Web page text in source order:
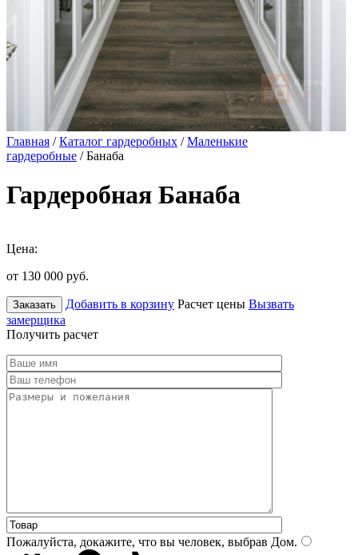
Главная /Каталог гардеробных /Маленькие
гардеробные / Банаба
Гардеробная Банаба
Цена:
от 130 000 руб.
Заказать Добавить в корзину Расчет цены Вызвать
замерщика
Получить расчет
Пожалуйста, докажите, что вы человек, выбрав Дом.